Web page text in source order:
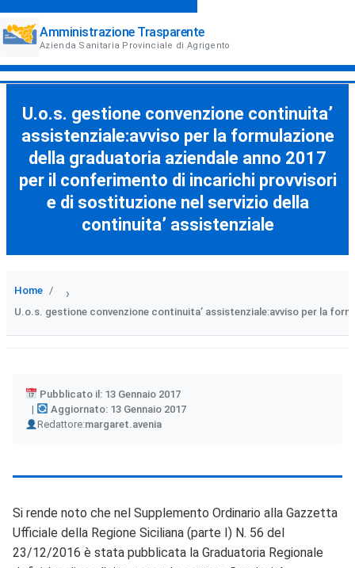
Amministrazione Trasparente
Azienda Sanitaria Provinciale di Agrigento
U.o.s. gestione convenzione continuita’
assistenziale:avviso per la formulazione
della graduatoria aziendale anno 2017
per il conferimento di incarichi provvisori
e di sostituzione nel servizio della
continuita’ assistenziale
Home ›
U.o.s. gestione convenzione continuita’ assistenziale:avviso per la
Pubblicato il: 13 Gennaio 2017
Aggiornato: 13 Gennaio 2017
Redattore:
Author margaret.avenia
Si rende noto che nel Supplemento Ordinario alla Gazzetta
Ufficiale della Regione Siciliana (parte I) N. 56 del
23/12/2016 è stata pubblicata la Graduatoria Regionale